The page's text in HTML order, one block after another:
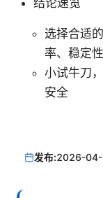
结论速览
选择合适
率、稳定
小试牛刀
安全
发布:2026-